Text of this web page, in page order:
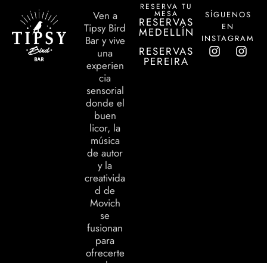
Ven a
Tipsy Bird
Bar y vive
una
experien
cia
sensorial
donde el
buen
licor, la
música
de autor
y la
creativida
d de
Movich
se
fusionan
para
ofrecerte
RESERVA TU
MESA
RESERVAS
MEDELLÍN
RESERVAS
PEREIRA
SÍGUENOS
EN
INSTAGRAM